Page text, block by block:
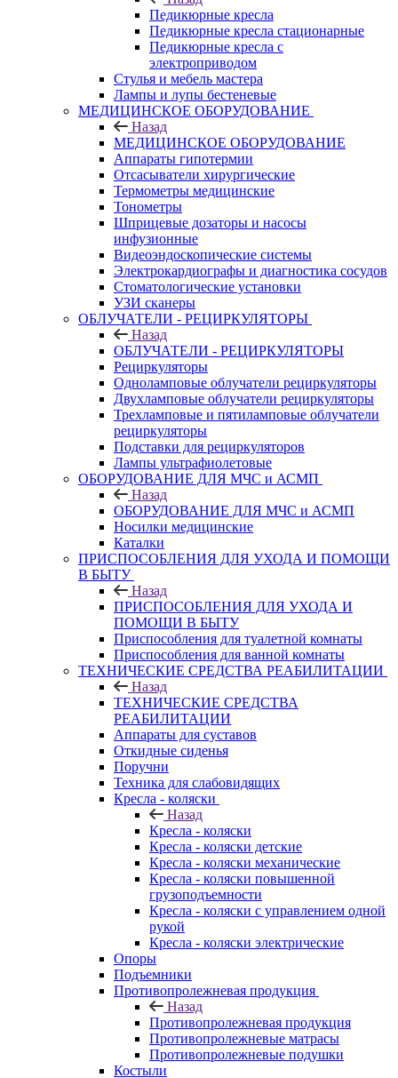
Педикюрные кресла
Педикюрные кресла стационарные
Педикюрные кресла с
электроприводом
Стулья и мебель мастера
Лампы и лупы бестеневые
МЕДИЦИНСКОЕ ОБОРУДОВАНИЕ
Назад
МЕДИЦИНСКОЕ ОБОРУДОВАНИЕ
Аппараты гипотермии
Отсасыватели хирургические
Термометры медицинские
Тонометры
Шприцевые дозаторы и насосы
инфузионные
Видеоэндоскопические системы
Электрокардиографы и диагностика сосудов
Стоматологические установки
УЗИ сканеры
ОБЛУЧАТЕЛИ - РЕЦИРКУЛЯТОРЫ
Назад
ОБЛУЧАТЕЛИ - РЕЦИРКУЛЯТОРЫ
Рециркуляторы
Одноламповые облучатели рециркуляторы
Двухламповые облучатели рециркуляторы
Трехламповые и пятиламповые облучатели
рециркуляторы
Подставки для рециркуляторов
Лампы ультрафиолетовые
ОБОРУДОВАНИЕ ДЛЯ МЧС и АСМП
Назад
ОБОРУДОВАНИЕ ДЛЯ МЧС и АСМП
Носилки медицинские
Каталки
ПРИСПОСОБЛЕНИЯ ДЛЯ УХОДА И ПОМОЩИ
В БЫТУ
Назад
ПРИСПОСОБЛЕНИЯ ДЛЯ УХОДА И
ПОМОЩИ В БЫТУ
Приспособления для туалетной комнаты
Приспособления для ванной комнаты
ТЕХНИЧЕСКИЕ СРЕДСТВА РЕАБИЛИТАЦИИ
Назад
ТЕХНИЧЕСКИЕ СРЕДСТВА
РЕАБИЛИТАЦИИ
Аппараты для суставов
Откидные сиденья
Поручни
Техника для слабовидящих
Кресла - коляски
Назад
Кресла - коляски
Кресла - коляски детские
Кресла - коляски механические
Кресла - коляски повышенной
грузоподъемности
Кресла - коляски с управлением одной
рукой
Кресла - коляски электрические
Опоры
Подъемники
Противопролежневая продукция
Назад
Противопролежневая продукция
Противопролежневые матрасы
Противопролежневые подушки
Костыли